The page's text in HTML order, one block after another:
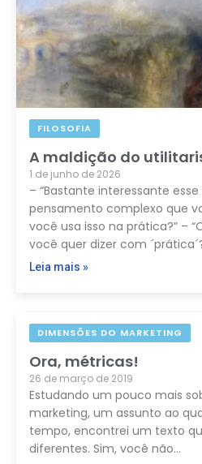
FILOSOFIA
A maldição do
1 de junho de 2026
– “Bastante interessante
pensamento complexo que
você usa isso na prática?” –
você quer dizer com
Leia mais »
DIMENSÕES DO MARKETING
Ora, métricas!
26 de março de 2019
Estudando um pouco mais
marketing, um assunto ao
tempo, encontrei um texto
diferentes. Sim, você não…